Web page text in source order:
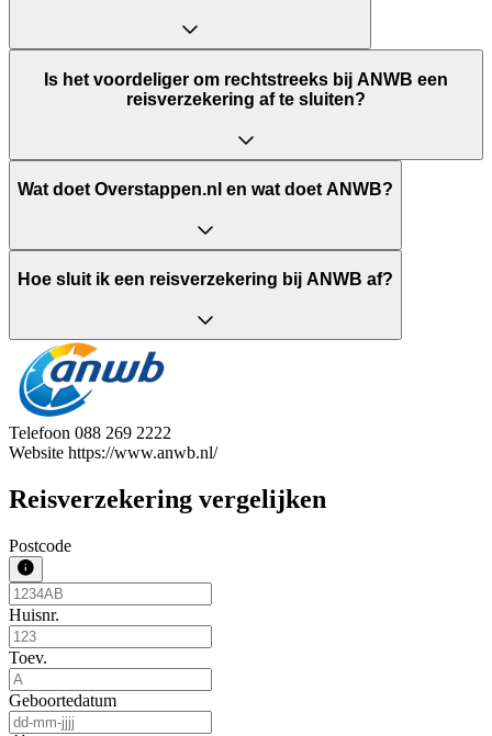
Is het voordeliger om rechtstreeks bij ANWB een
reisverzekering af te sluiten?
Wat doet Overstappen.nl en wat doet ANWB?
Hoe sluit ik een reisverzekering bij ANWB af?
Telefoon 088 269 2222
Website https://www.anwb.nl/
Reisverzekering vergelijken
Postcode
Huisnr.
Toev.
Geboortedatum